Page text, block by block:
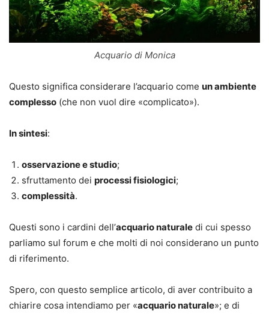
Acquario di Monica
Questo significa considerare l’acquario come un ambiente
complesso (che non vuol dire «complicato»).
In sintesi:
osservazione e studio;
sfruttamento dei processi fisiologici;
complessità.
Questi sono i cardini dell’acquario naturale di cui spesso
parliamo sul forum e che molti di noi considerano un punto
di riferimento.
Spero, con questo semplice articolo, di aver contribuito a
chiarire cosa intendiamo per «acquario naturale»; e di